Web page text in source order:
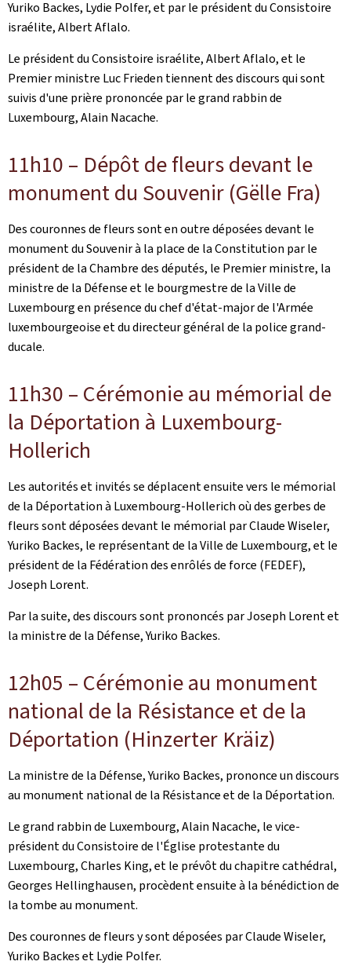
Yuriko Backes, Lydie Polfer, et par le président du Consistoire
israélite, Albert Aflalo.
Le président du Consistoire israélite, Albert Aflalo, et le
Premier ministre Luc Frieden tiennent des discours qui sont
suivis d'une prière prononcée par le grand rabbin de
Luxembourg, Alain Nacache.
11h10 – Dépôt de fleurs devant le
monument du Souvenir (Gëlle Fra)
Des couronnes de fleurs sont en outre déposées devant le
monument du Souvenir à la place de la Constitution par le
président de la Chambre des députés, le Premier ministre, la
ministre de la Défense et le bourgmestre de la Ville de
Luxembourg en présence du chef d'état-major de l'Armée
luxembourgeoise et du directeur général de la police grand-
ducale.
11h30 – Cérémonie au mémorial de
la Déportation à Luxembourg-
Hollerich
Les autorités et invités se déplacent ensuite vers le mémorial
de la Déportation à Luxembourg-Hollerich où des gerbes de
fleurs sont déposées devant le mémorial par Claude Wiseler,
Yuriko Backes, le représentant de la Ville de Luxembourg, et le
président de la Fédération des enrôlés de force (FEDEF),
Joseph Lorent.
Par la suite, des discours sont prononcés par Joseph Lorent et
la ministre de la Défense, Yuriko Backes.
12h05 – Cérémonie au monument
national de la Résistance et de la
Déportation (Hinzerter Kräiz)
La ministre de la Défense, Yuriko Backes, prononce un discours
au monument national de la Résistance et de la Déportation.
Le grand rabbin de Luxembourg, Alain Nacache, le vice-
président du Consistoire de l'Église protestante du
Luxembourg, Charles King, et le prévôt du chapitre cathédral,
Georges Hellinghausen, procèdent ensuite à la bénédiction de
la tombe au monument.
Des couronnes de fleurs y sont déposées par Claude Wiseler,
Yuriko Backes et Lydie Polfer.